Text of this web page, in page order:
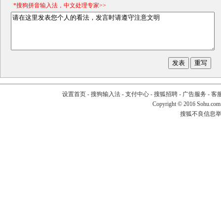
*搜狗拼音输入法，中文处理专家>>
设置首页- 搜狗输入法- 支付中心- 搜狐招聘- 广告服务 - 客
Copyright © 2016
搜狐不良信息